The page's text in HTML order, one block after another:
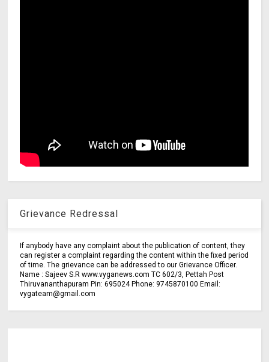
Grievance Redressal
If anybody have any complaint about the publication of content, they
can register a complaint regarding the content within the fixed period
of time. The grievance can be addressed to our Grievance Officer.
Name : Sajeev S.R www.vyganews.com TC 602/3, Pettah Post
Thiruvananthapuram Pin: 695024 Phone: 9745870100 Email:
vygateam@gmail.com